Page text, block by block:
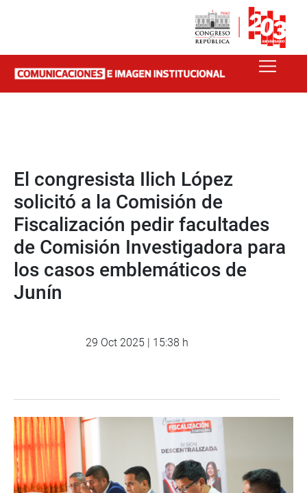
El congresista Ilich López
solicitó a la Comisión de
Fiscalización pedir facultades
de Comisión Investigadora para
los casos emblemáticos de
Junín
29 Oct 2025 | 15:38 h